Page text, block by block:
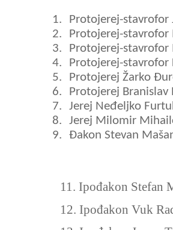
1.
Protojerej-stavrofor
2.
Protojerej-
3.
Protojerej-stavrofor
4.
Protojerej-stavrofor
5.
Protojerej Žarko
6.
Protojerej Branislav
7.
Jerej Neđeljko
8.
Jerej Milomir
9.
Đakon Stevan
11. Ipođakon Stefan
12. Ipođakon Vuk